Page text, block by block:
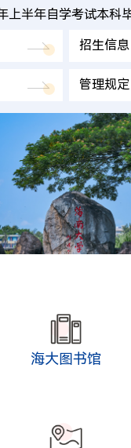
士学位申请及审核工
上半年自学考试本科
招生信息
管理规定
海大图书馆